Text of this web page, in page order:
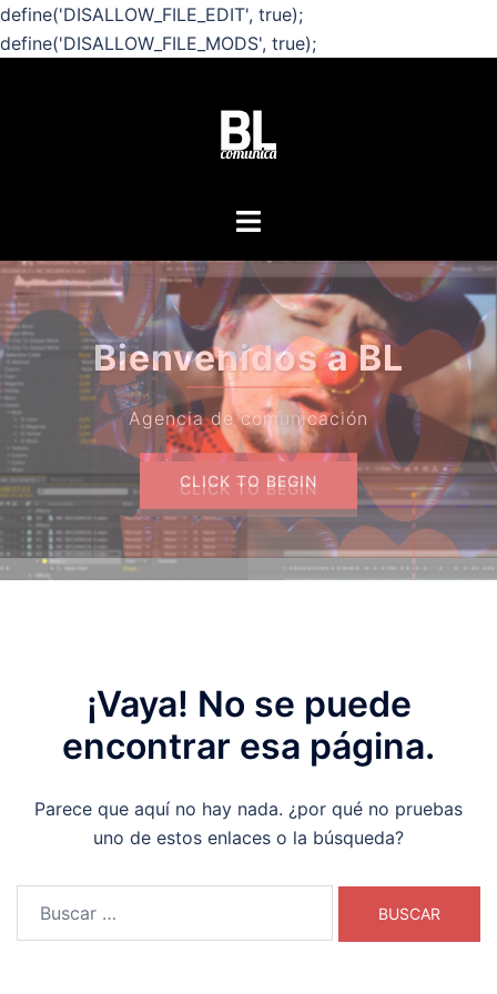
define('DISALLOW_FILE_EDIT', true);
define('DISALLOW_FILE_MODS', true);
Alternar
Bienvenidos a BL
Agencia de comunicación
CLICK TO BEGIN
CLICK TO BEGIN
¡Vaya! No se puede
encontrar esa página.
Parece que aquí no hay nada. ¿por qué no pruebas
uno de estos enlaces o la búsqueda?